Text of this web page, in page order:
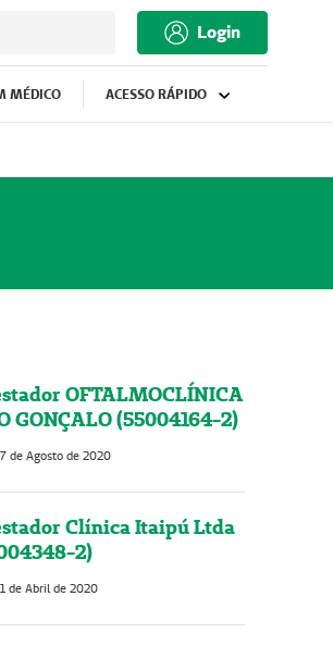
Login
MÉDICO ACESSO RÁPIDO
OFTALMOCLÍNICA
GONÇALO (55004164-2)
de Agosto de 2020
Clínica Itaipú Ltda
2)
de Abril de 2020